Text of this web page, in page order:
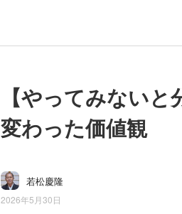
【やってみない
変わった価値観
若松慶隆
2026年5月30日